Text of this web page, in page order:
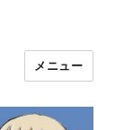
メニュー